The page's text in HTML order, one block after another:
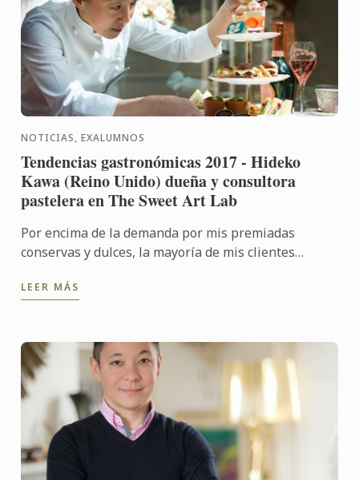
NOTICIAS, EXALUMNOS
Tendencias gastronómicas 2017 - Hideko
Kawa (Reino Unido) dueña y consultora
pastelera en The Sweet Art Lab
Por encima de la demanda por mis premiadas
conservas y dulces, la mayoría de mis clientes
a la medida, para una ...
LEER MÁS